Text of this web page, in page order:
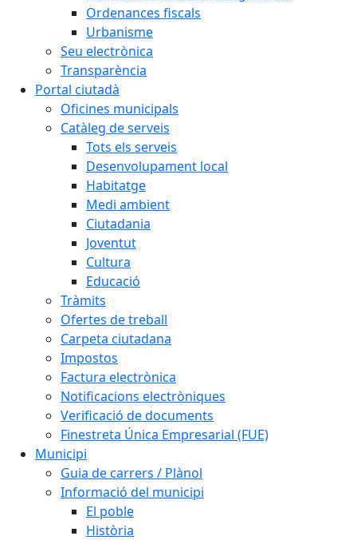
Ordenances fiscals
Urbanisme
Seu electrònica
Transparència
Portal ciutadà
Oficines municipals
Catàleg de serveis
Tots els serveis
Desenvolupament local
Habitatge
Medi ambient
Ciutadania
Joventut
Cultura
Educació
Tràmits
Ofertes de treball
Carpeta ciutadana
Impostos
Factura electrònica
Notificacions electròniques
Verificació de documents
Finestreta Única Empresarial (FUE)
Municipi
Guia de carrers / Plànol
Informació del municipi
El poble
Història